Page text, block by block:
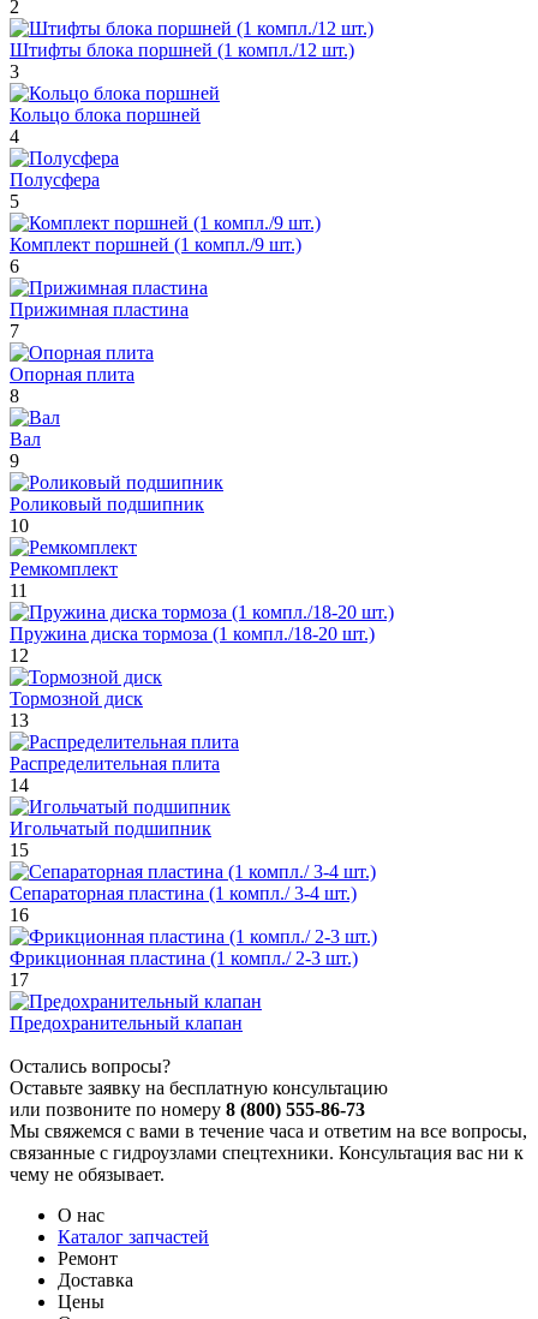
2
Штифты блока поршней (1 компл./12 шт.)
3
Кольцо блока поршней
4
Полусфера
5
Комплект поршней (1 компл./9 шт.)
6
Прижимная пластина
7
Опорная плита
8
Вал
9
Роликовый подшипник
10
Ремкомплект
11
Пружина диска тормоза (1 компл./18-20 шт.)
12
Тормозной диск
13
Распределительная плита
14
Игольчатый подшипник
15
Сепараторная пластина (1 компл./ 3-4 шт.)
16
Фрикционная пластина (1 компл./ 2-3 шт.)
17
Предохранительный клапан
Остались вопросы?
Оставьте заявку на бесплатную консультацию
или позвоните по номеру 8 (800) 555-86-73
Мы свяжемся с вами в течение часа и ответим на все вопросы,
связанные с гидроузлами спецтехники. Консультация вас ни к
чему не обязывает.
О нас
Каталог запчастей
Ремонт
Доставка
Цены